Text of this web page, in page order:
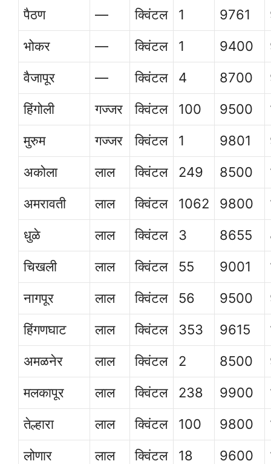
पैठण
— क्विंटल 1 9761
भोकर
— क्विंटल 1 9400
वैजापूर
— क्विंटल 4 8700
हिंगोली
गज्जर क्विंटल 100 9500
मुरुम
गज्जर क्विंटल 1 9801
अकोला
लाल क्विंटल 249 8500
अमरावती
लाल क्विंटल 1062 9800
धुळे
लाल क्विंटल 3 8655
चिखली
लाल क्विंटल 55 9001
नागपूर
लाल क्विंटल 56 9500
हिंगणघाट
लाल क्विंटल 353 9615
अमळनेर
लाल क्विंटल 2 8500
मलकापूर
लाल क्विंटल 238 9900
तेल्हारा
लाल क्विंटल 100 9800
लोणार
लाल क्विंटल 18 9600